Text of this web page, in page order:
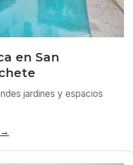
en San
jardines y espacios